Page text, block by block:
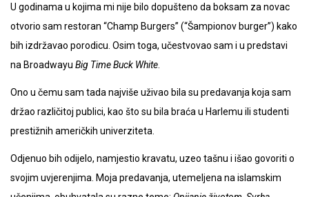
U godinama u kojima mi nije bilo dopušteno da boksam za novac
otvorio sam restoran “Champ Burgers” (“Šampionov burger”) kako
bih izdržavao porodicu. Osim toga, učestvovao sam i u predstavi
na Broadwayu Big Time Buck White
Ono u čemu sam tada najviše uživao bila su predavanja koja sam
držao različitoj publici, kao što su bila braća u Harlemu ili studenti
prestižnih američkih univerziteta.
Odjenuo bih odijelo, namjestio kravatu, uzeo tašnu i išao govoriti o
svojim uvjerenjima. Moja predavanja, utemeljena na islamskim